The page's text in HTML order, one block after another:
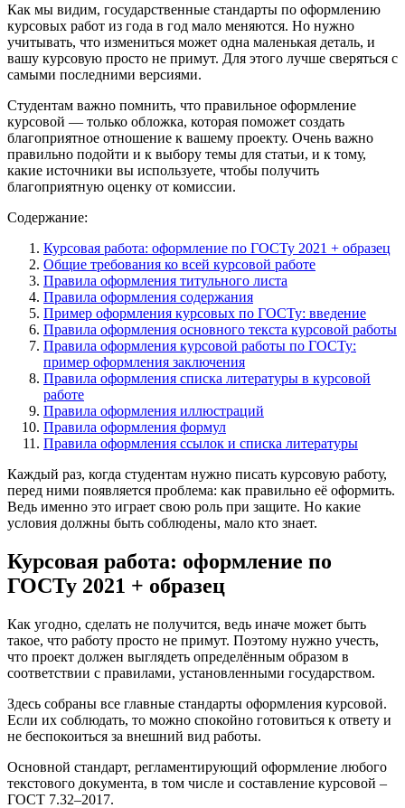
Как мы видим, государственные стандарты по оформлению
курсовых работ из года в год мало меняются. Но нужно
учитывать, что измениться может одна маленькая деталь, и
вашу курсовую просто не примут. Для этого лучше сверяться с
самыми последними версиями.
Студентам важно помнить, что правильное оформление
курсовой — только обложка, которая поможет создать
благоприятное отношение к вашему проекту. Очень важно
правильно подойти и к выбору темы для статьи, и к тому,
какие источники вы используете, чтобы получить
благоприятную оценку от комиссии.
Содержание:
Курсовая работа: оформление по ГОСТу 2021 + образец
Общие требования ко всей курсовой работе
Правила оформления титульного листа
Правила оформления содержания
Пример оформления курсовых по ГОСТу: введение
Правила оформления основного текста курсовой работы
Правила оформления курсовой работы по ГОСТу:
пример оформления заключения
Правила оформления списка литературы в курсовой
работе
Правила оформления иллюстраций
Правила оформления формул
Правила оформления ссылок и списка литературы
Каждый раз, когда студентам нужно писать курсовую работу,
перед ними появляется проблема: как правильно её оформить.
Ведь именно это играет свою роль при защите. Но какие
условия должны быть соблюдены, мало кто знает.
Курсовая работа: оформление по
ГОСТу 2021 + образец
Как угодно, сделать не получится, ведь иначе может быть
такое, что работу просто не примут. Поэтому нужно учесть,
что проект должен выглядеть определённым образом в
соответствии с правилами, установленными государством.
Здесь собраны все главные стандарты оформления курсовой.
Если их соблюдать, то можно спокойно готовиться к ответу и
не беспокоиться за внешний вид работы.
Основной стандарт, регламентирующий оформление любого
текстового документа, в том числе и составление курсовой –
ГОСТ 7.32–2017.